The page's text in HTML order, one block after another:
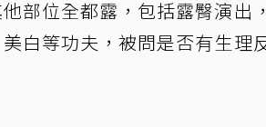
部位全都露，包括露臀演出
白等功夫，被問是否有生理